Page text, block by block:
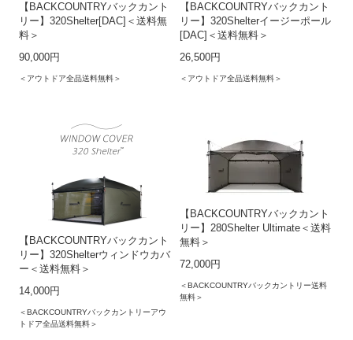
【BACKCOUNTRYバックカント
リー】320Shelter[DAC]＜送料無
料＞
90,000円
＜アウトドア全品送料無料＞
【BACKCOUNTRYバックカント
リー】320Shelterイージーポール
[DAC]＜送料無料＞
26,500円
＜アウトドア全品送料無料＞
【BACKCOUNTRYバックカント
リー】320Shelterウィンドウカバ
ー＜送料無料＞
14,000円
＜BACKCOUNTRYバックカントリーアウ
トドア全品送料無料＞
【BACKCOUNTRYバックカント
リー】280Shelter Ultimate＜送料
無料＞
72,000円
＜BACKCOUNTRYバックカントリー送料
無料＞